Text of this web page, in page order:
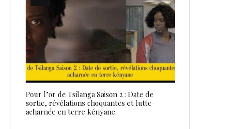
Pour l’or de Tsilanga Saison 2 : Date de
sortie, révélations choquantes et lutte
acharnée en terre kényane